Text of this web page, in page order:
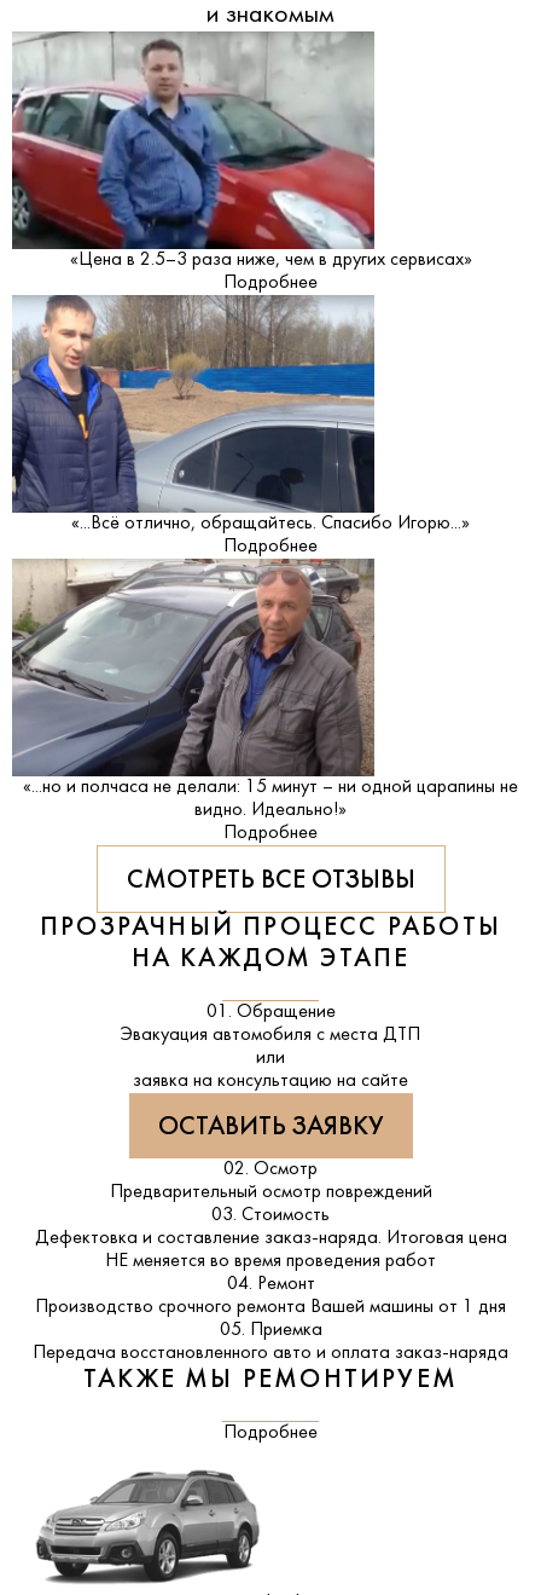
и знакомым
«Цена в 2.5–3 раза ниже, чем в других сервисах»
Подробнее
«...Всё отлично, обращайтесь. Спасибо Игорю...»
Подробнее
«...но и полчаса не делали: 15 минут – ни одной царапины не
видно. Идеально!»
Подробнее
СМОТРЕТЬ ВСЕ ОТЗЫВЫ
ПРОЗРАЧНЫЙ ПРОЦЕСС РАБОТЫ
НА КАЖДОМ ЭТАПЕ
01. Обращение
Эвакуация автомобиля с места ДТП
или
заявка на консультацию на сайте
ОСТАВИТЬ ЗАЯВКУ
02. Осмотр
Предварительный осмотр повреждений
03. Стоимость
Дефектовка и составление заказ-наряда. Итоговая цена
НЕ меняется во время проведения работ
04. Ремонт
Производство срочного ремонта Вашей машины от 1 дня
05. Приемка
Передача восстановленного авто и оплата заказ-наряда
ТАКЖЕ МЫ РЕМОНТИРУЕМ
Подробнее